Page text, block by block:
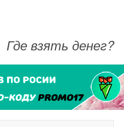
Где взять денег?